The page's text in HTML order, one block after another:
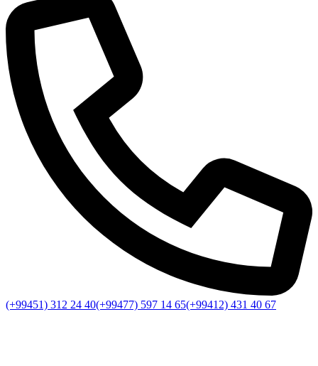
(+99451) 312 24 40(+99477) 597 14 65(+99412) 431 40 67